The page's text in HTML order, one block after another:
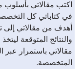
اكتب مقالاتي بأسلوب
في كتاباتي كل
أهدف من مقالاتي إلى
والنتائج المتوقعة
مقالاتي باستمرار عبر
المتخصصة.